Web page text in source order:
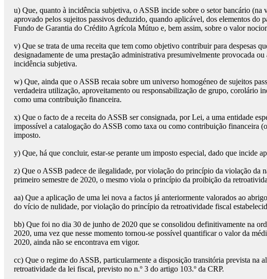
u) Que, quanto à incidência subjetiva, o ASSB incide sobre o setor bancário (na
aprovado pelos sujeitos passivos deduzido, quando aplicável, dos elementos
Fundo de Garantia do Crédito Agrícola Mútuo e, bem assim, sobre o valor
v) Que se trata de uma receita que tem como objetivo contribuir para despesas
designadamente de uma prestação administrativa presumivelmente provocada
incidência subjetiva.
w) Que, ainda que o ASSB recaia sobre um universo homogéneo de sujeitos
verdadeira utilização, aproveitamento ou responsabilização de grupo, corolário
como uma contribuição financeira.
x) Que o facto de a receita do ASSB ser consignada, por Lei, a uma entidade
impossível a catalogação do ASSB como taxa ou como contribuição financeira
imposto.
y) Que, há que concluir, estar-se perante um imposto especial, dado que incide
z) Que o ASSB padece de ilegalidade, por violação do princípio da violação da
primeiro semestre de 2020, o mesmo viola o princípio da proibição da
aa) Que a aplicação de uma lei nova a factos já anteriormente valorados ao
do vício de nulidade, por violação do princípio da retroatividade fiscal
bb) Que foi no dia 30 de junho de 2020 que se consolidou definitivamente na
2020, uma vez que nesse momento tornou-se possível quantificar o valor da
2020, ainda não se encontrava em vigor.
cc) Que o regime do ASSB, particularmente a disposição transitória prevista
retroatividade da lei fiscal, previsto no n.º 3 do artigo 103.º da CRP.